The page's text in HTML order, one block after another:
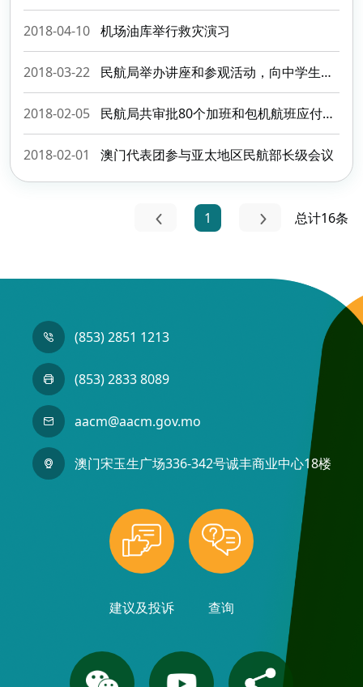
2018-04-10 机场油库举行救灾演习
2018-03-22 民航局举办讲座和参观活动，向中学生介绍民航业发展
2018-02-05 民航局共审批80个加班和包机航班应付春运需求
2018-02-01 澳门代表团参与亚太地区民航部长级会议
1 总计16条
(853) 2851 1213
(853) 2833 8089
aacm@aacm.gov.mo
澳门宋玉生广场336-342号诚丰商业中心18楼
建议及投诉 查询